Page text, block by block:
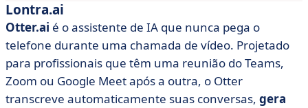
Lontra.ai
Otter.ai é o assistente de IA que nunca pega o
telefone durante uma chamada de vídeo. Projetado
para profissionais que têm uma reunião do Teams,
Zoom ou Google Meet após a outra, o Otter
transcreve automaticamente suas conversas, gera